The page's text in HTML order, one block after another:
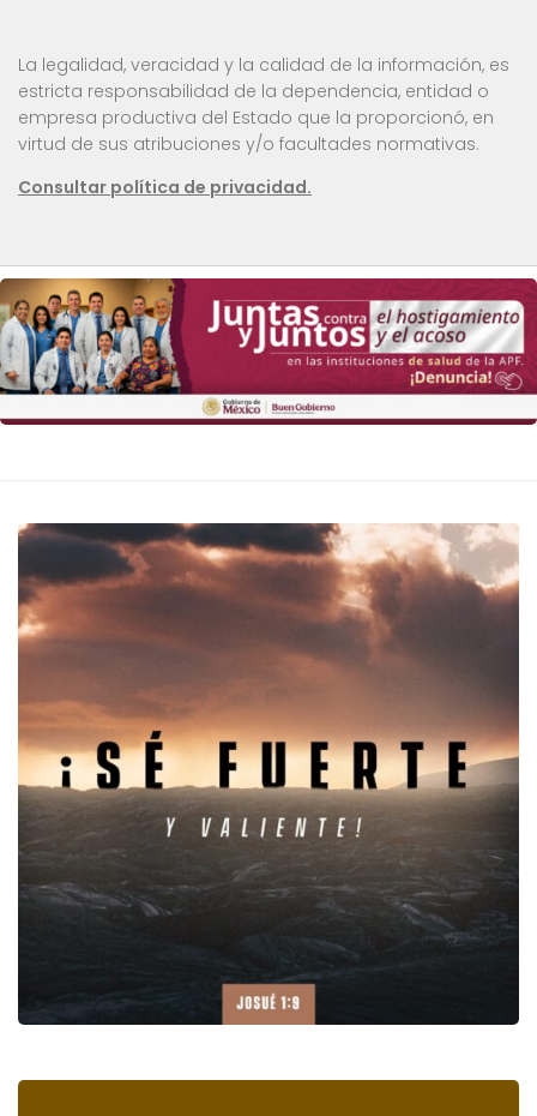
La legalidad, veracidad y la calidad de la información, es
estricta responsabilidad de la dependencia, entidad o
empresa productiva del Estado que la proporcionó, en
virtud de sus atribuciones y/o facultades normativas.
Consultar política de privacidad.